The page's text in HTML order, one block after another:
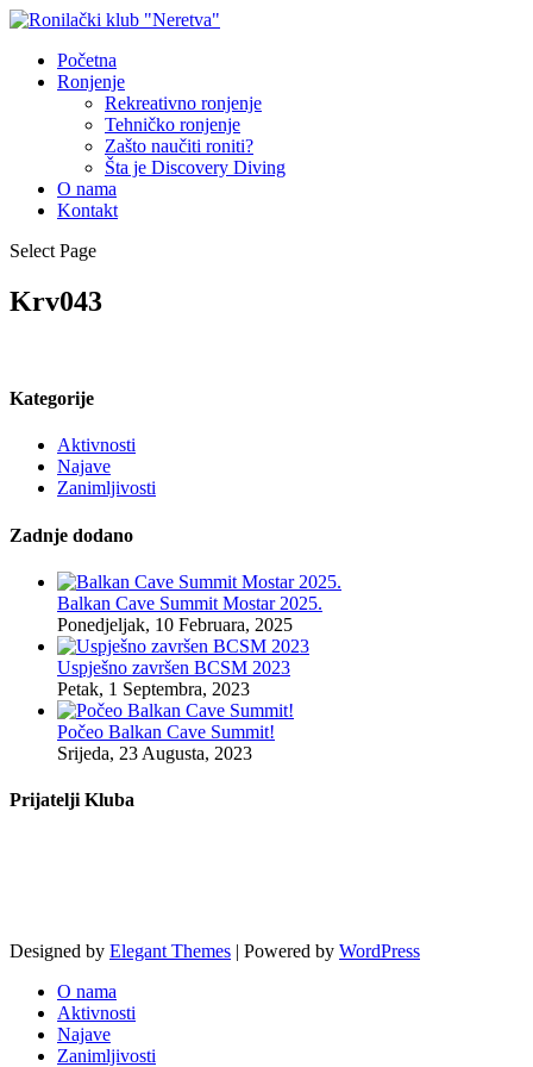
Početna
Ronjenje
Rekreativno ronjenje
Tehničko ronjenje
Zašto naučiti roniti?
Šta je Discovery Diving
O nama
Kontakt
Select Page
Krv043
Kategorije
Aktivnosti
Najave
Zanimljivosti
Zadnje dodano
Balkan Cave Summit Mostar 2025.
Ponedjeljak, 10 Februara, 2025
Uspješno završen BCSM 2023
Petak, 1 Septembra, 2023
Počeo Balkan Cave Summit!
Srijeda, 23 Augusta, 2023
Prijatelji Kluba
Designed by Elegant Themes | Powered by WordPress
O nama
Aktivnosti
Najave
Zanimljivosti